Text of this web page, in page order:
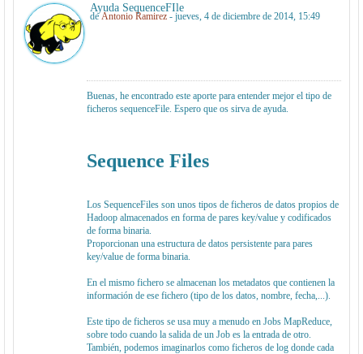
Ayuda SequenceFIle
deAntonio Ramirez - jueves, 4 de diciembre de 2014, 15:49
Buenas, he encontrado este aporte para entender mejor el tipo de
ficheros sequenceFile. Espero que os sirva de ayuda.
Sequence Files
Los SequenceFiles son unos tipos de ficheros de datos propios de
Hadoop almacenados en forma de pares key/value y codificados
de forma binaria.
Proporcionan una estructura de datos persistente para pares
key/value de forma binaria.
En el mismo fichero se almacenan los metadatos que contienen la
información de ese fichero (tipo de los datos, nombre, fecha,...).
Este tipo de ficheros se usa muy a menudo en Jobs MapReduce,
sobre todo cuando la salida de un Job es la entrada de otro.
También, podemos imaginarlos como ficheros de log donde cada